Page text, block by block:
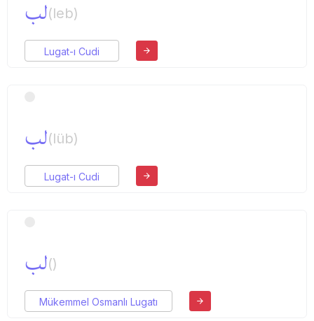
لب(leb)
Lugat-ı Cudi
لب(lüb)
Lugat-ı Cudi
لب()
Mükemmel Osmanlı Lugatı